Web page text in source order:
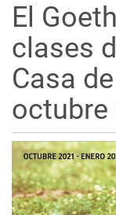
El
clases
Casa
octubre